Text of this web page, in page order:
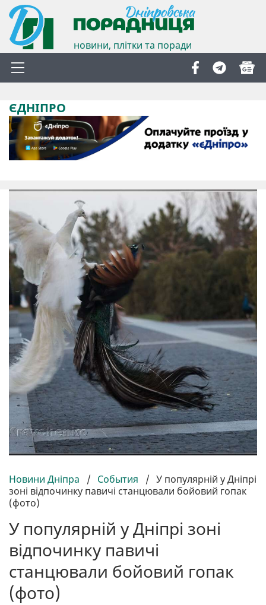
новини, плітки та поради
ЄДНІПРО
Новини Дніпра / События / У популярній у Дніпрі
зоні відпочинку павичі станцювали бойовий гопак
(фото)
У популярній у Дніпрі зоні
відпочинку павичі
станцювали бойовий гопак
(фото)